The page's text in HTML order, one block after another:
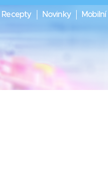
Recepty Novinky